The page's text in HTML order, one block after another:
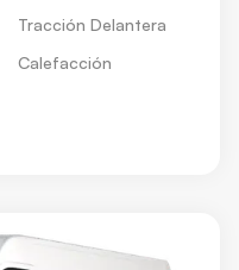
Tracción Delantera
Calefacción